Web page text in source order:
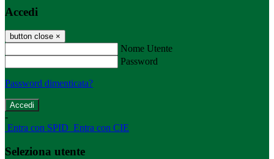
Accedi
button close ×
Nome Utente
Password
Password dimenticata?
-
Entra con SPID Entra con CIE
Seleziona utente